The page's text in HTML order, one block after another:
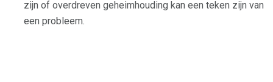
zijn of overdreven geheimhouding kan een teken zijn van
een probleem.